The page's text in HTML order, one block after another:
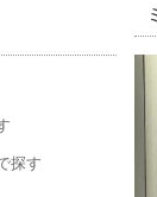
探す